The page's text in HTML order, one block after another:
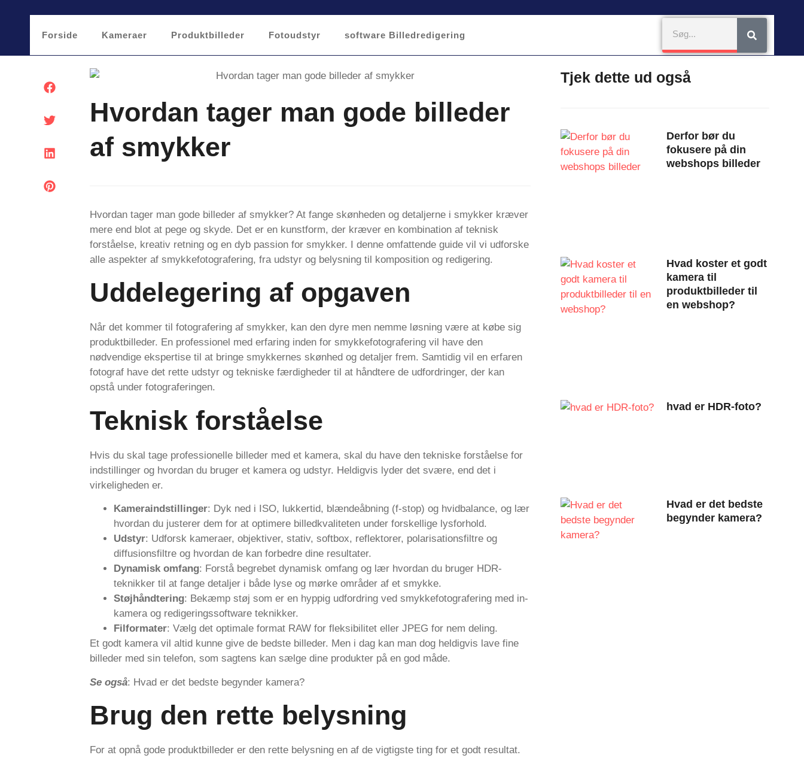
Forside Kameraer Produktbilleder Fotoudstyr software Billedredigering
Hvordan tager man gode billeder
af smykker
Hvordan tager man gode billeder af smykker? At fange skønheden og detaljerne i smykker kræver
mere end blot at pege og skyde. Det er en kunstform, der kræver en kombination af teknisk
forståelse, kreativ retning og en dyb passion for smykker. I denne omfattende guide vil vi udforske
alle aspekter af smykkefotografering, fra udstyr og belysning til komposition og redigering.
Uddelegering af opgaven
Når det kommer til fotografering af smykker, kan den dyre men nemme løsning være at købe sig
produktbilleder. En professionel med erfaring inden for smykkefotografering vil have den
nødvendige ekspertise til at bringe smykkernes skønhed og detaljer frem. Samtidig vil en erfaren
fotograf have det rette udstyr og tekniske færdigheder til at håndtere de udfordringer, der kan
opstå under fotograferingen.
Teknisk forståelse
Hvis du skal tage professionelle billeder med et kamera, skal du have den tekniske forståelse for
indstillinger og hvordan du bruger et kamera og udstyr. Heldigvis lyder det svære, end det i
virkeligheden er.
Kameraindstillinger: Dyk ned i ISO, lukkertid, blændeåbning (f-stop) og hvidbalance, og lær
hvordan du justerer dem for at optimere billedkvaliteten under forskellige lysforhold.
Udstyr: Udforsk kameraer, objektiver, stativ, softbox, reflektorer, polarisationsfiltre og
diffusionsfiltre og hvordan de kan forbedre dine resultater.
Dynamisk omfang: Forstå begrebet dynamisk omfang og lær hvordan du bruger HDR-
teknikker til at fange detaljer i både lyse og mørke områder af et smykke.
Støjhåndtering: Bekæmp støj som er en hyppig udfordring ved smykkefotografering med in-
kamera og redigeringssoftware teknikker.
Filformater: Vælg det optimale format RAW for fleksibilitet eller JPEG for nem deling.
Et godt kamera vil altid kunne give de bedste billeder. Men i dag kan man dog heldigvis lave fine
billeder med sin telefon, som sagtens kan sælge dine produkter på en god måde.
Se også: Hvad er det bedste begynder kamera?
Brug den rette belysning
For at opnå gode produktbilleder er den rette belysning en af de vigtigste ting for et godt resultat.
Tjek dette ud også
Derfor bør du
fokusere på din
webshops billeder
Hvad koster et godt
kamera til
produktbilleder til
en webshop?
hvad er HDR-foto?
Hvad er det bedste
begynder kamera?